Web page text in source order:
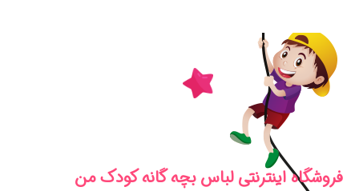
فروشگاه اینترنتی لباس بچه گانه کودک من